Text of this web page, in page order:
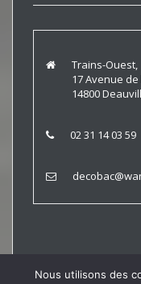
Trains-Ouest,
17 Avenue
14800
02 31 14 03 59
Nous utilisons des